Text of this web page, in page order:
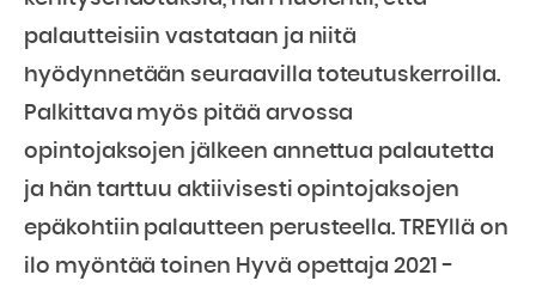
palautteisiin vastataan ja niitä
hyödynnetään seuraavilla toteutuskerroilla.
Palkittava myös pitää arvossa
opintojaksojen jälkeen annettua palautetta
ja hän tarttuu aktiivisesti opintojaksojen
epäkohtiin palautteen perusteella. TREYllä on
ilo myöntää toinen Hyvä opettaja 2021 -